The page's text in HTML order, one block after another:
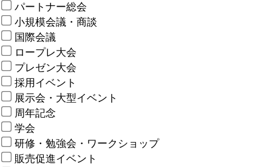
パートナー総会
小規模会議・商談
国際会議
ロープレ大会
プレゼン大会
採用イベント
展示会・大型イベント
周年記念
学会
研修・勉強会・ワークショップ
販売促進イベント